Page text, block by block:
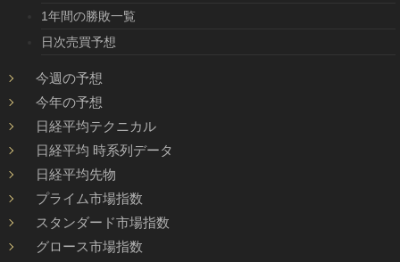
1年間の勝敗一覧
日次売買予想
今週の予想
今年の予想
日経平均テクニカル
日経平均 時系列データ
日経平均先物
プライム市場指数
スタンダード市場指数
グロース市場指数